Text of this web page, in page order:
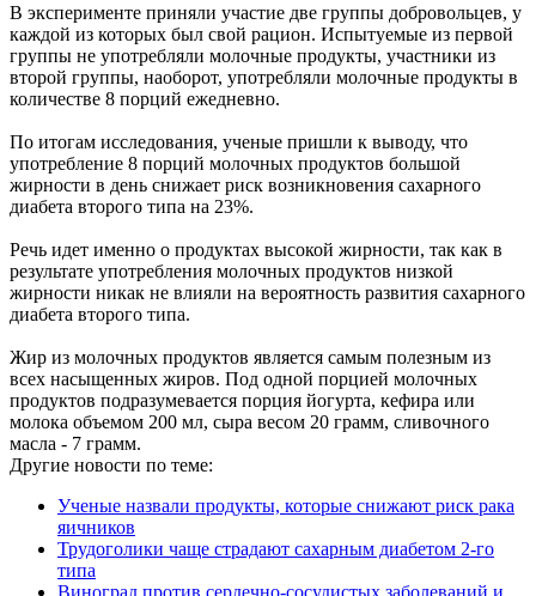
В эксперименте приняли участие две группы добровольцев, у
каждой из которых был свой рацион. Испытуемые из первой
группы не употребляли молочные продукты, участники из
второй группы, наоборот, употребляли молочные продукты в
количестве 8 порций ежедневно.
По итогам исследования, ученые пришли к выводу, что
употребление 8 порций молочных продуктов большой
жирности в день снижает риск возникновения сахарного
диабета второго типа на 23%.
Речь идет именно о продуктах высокой жирности, так как в
результате употребления молочных продуктов низкой
жирности никак не влияли на вероятность развития сахарного
диабета второго типа.
Жир из молочных продуктов является самым полезным из
всех насыщенных жиров. Под одной порцией молочных
продуктов подразумевается порция йогурта, кефира или
молока объемом 200 мл, сыра весом 20 грамм, сливочного
масла - 7 грамм.
Другие новости по теме:
Ученые назвали продукты, которые снижают риск рака
яичников
Трудоголики чаще страдают сахарным диабетом 2-го
типа
Виноград против сердечно-сосудистых заболеваний и